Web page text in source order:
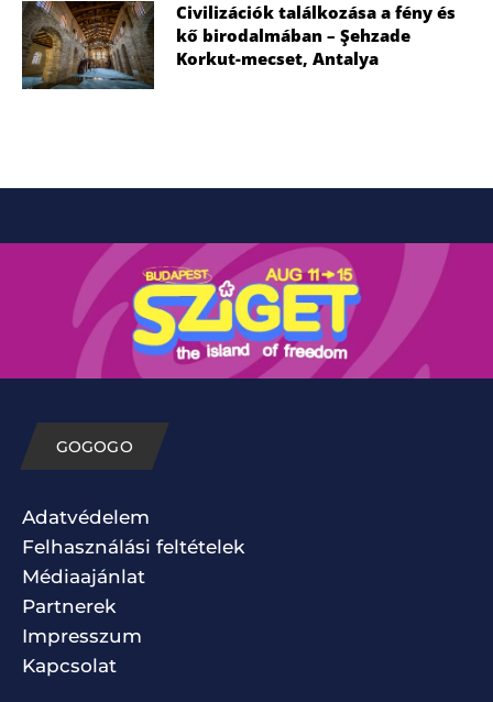
Civilizációk találkozása a fény és
kő birodalmában – Şehzade
Korkut-mecset, Antalya
GOGOGO
Adatvédelem
Felhasználási feltételek
Médiaajánlat
Partnerek
Impresszum
Kapcsolat